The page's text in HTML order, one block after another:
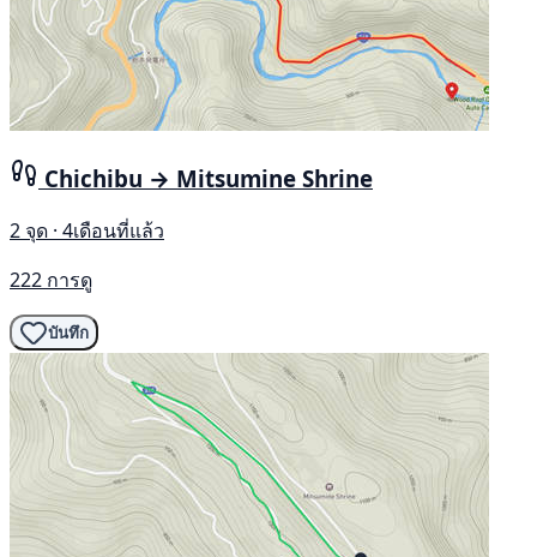
Chichibu → Mitsumine Shrine
2 จุด · 4เดือนที่แล้ว
222 การดู
บันทึก